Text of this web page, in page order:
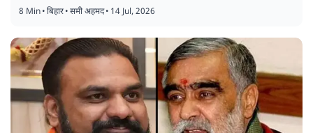
8 Min•बिहार•समी अहमद• 14 Jul, 2026